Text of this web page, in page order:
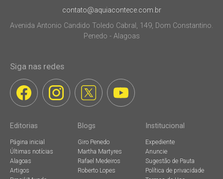
contato@aquiacontece.com.br
Avenida Antonio Candido Toledo Cabral, 149, Dom Constantino.
Penedo - Alagoas
Siga nas redes
Editorias
Página inicial
Últimas notícias
Alagoas
Artigos
Blogs
Giro Penedo
Martha Martyres
Rafael Medeiros
Roberto Lopes
Institucional
Expediente
Anuncie
Sugestão de Pauta
Política de privacidade